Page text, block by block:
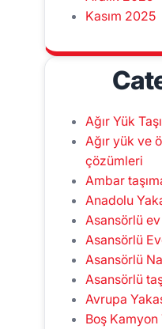
Kasım 2025
Ağır Yük
Ağır yük ve
çözümleri
Ambar
Anadolu
Asansörlü ev
Asansörlü
Asansörlü
Asansörlü
Avrupa
Boş Kamyon